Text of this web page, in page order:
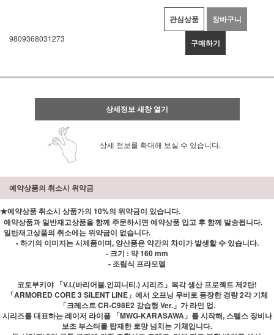
9809368031273
관심상품 장바구니
구매하기
상세정보 새창 열기
상세 정보를 확대해 보실 수 있습니다.
예약상품의 취소시 위약금
★예약상품 취소시 상품가의 10%의 위약금이 있습니다.
예약상품과 일반재고상품을 함께 주문하시면 예약상품 입고 후 함께 발송됩니다.
일반재고상품의 취소에는 위약금이 없습니다.
- 하기의 이미지는 시제품이며, 양산품은 약간의 차이가 발생할 수 있습니다.
- 크기 : 약 160 mm
- 조립식 프라모델
코토부키야 「V.I.(바리어블.인피니티.) 시리즈」복각 생산 프로젝트 제2탄!
「ARMORED CORE 3 SILENT LINE」에서 오프닝 무비로 등장한 경량 2각 기체
「크레스트 CR-C98E2 강습형 Ver.」가 라인 업.
시리즈를 대표하는 레이저 라이플 「MWG-KARASAWA」를 시작해, 스텔스 장비나
보조 부스터를 탑재한 로망 넘치는 기체입니다.